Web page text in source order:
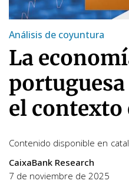
Análisis de coyuntura
La
portuguesa
el contexto
Contenido disponible en
CaixaBank Research
7 de noviembre de 2025